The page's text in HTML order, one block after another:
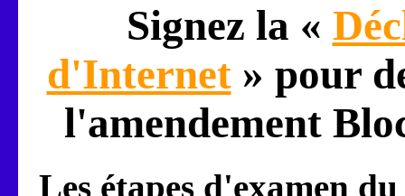
Signez la «
d'Internet» pour
l'amendement
Les étapes d'examen